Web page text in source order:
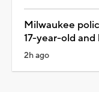
Milwaukee
17-year-old
2h ago